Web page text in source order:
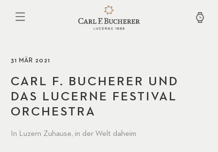
31 MÄR 2021
CARL F. BUCHERER UND
DAS LUCERNE FESTIVAL
ORCHESTRA
In Luzern Zuhause, in der Welt daheim